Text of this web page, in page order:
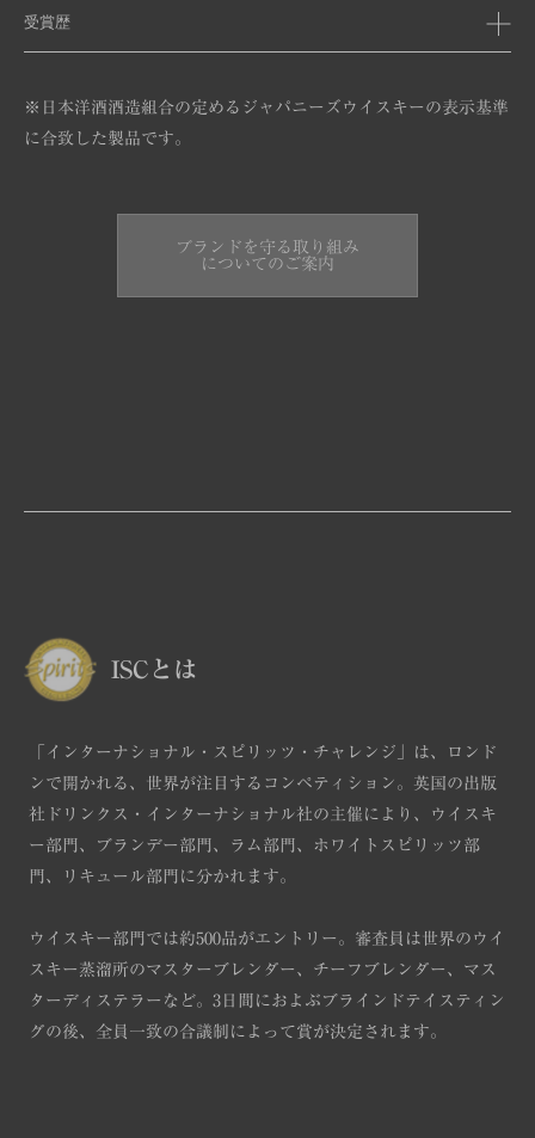
受賞歴
※日本洋酒酒造組合の定めるジャパニーズウイスキーの表示基準
に合致した製品です。
ブランドを守る取り組み
についてのご案内
ISCとは
「インターナショナル・スピリッツ・チャレンジ」は、ロンド
ンで開かれる、世界が注目するコンペティション。英国の出版
社ドリンクス・インターナショナル社の主催により、ウイスキ
ー部門、ブランデー部門、ラム部門、ホワイトスピリッツ部
門、リキュール部門に分かれます。
ウイスキー部門では約500品がエントリー。審査員は世界のウイ
スキー蒸溜所のマスターブレンダー、チーフブレンダー、マス
ターディステラーなど。3日間におよぶブラインドテイスティン
グの後、全員一致の合議制によって賞が決定されます。